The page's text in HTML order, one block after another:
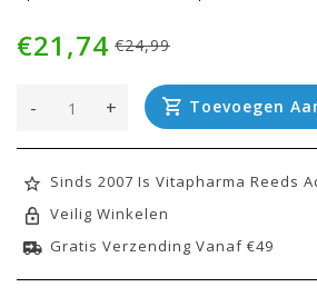
€24,99
€21,74
+
- Toevoegen
Sinds 2007 Is Vitapharma Reeds
Veilig Winkelen
Gratis Verzending Vanaf €49